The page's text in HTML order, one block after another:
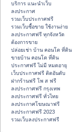
บริการ แนะนำเว็บ
ลงประกาศ
รวมเว็บประกาศฟรี
รวมเว็บซื้อขาย ใช้งานง่าย
ลงประกาศฟรี ทุกจังหวัด
ต้องการขาย
ปล่อยเช่า บ้าน คอนโด ที่ดิน
ขายบ้าน คอนโด ที่ดิน
ประกาศฟรี ไม่มี หมดอายุ
เว็บประกาศฟรี ติดอันดับ
ฝากร้านฟรี โพ ส ฟรี
ลงประกาศฟรี กรุงเทพ
ลงประกาศฟรี ทั่วไทย
ลงประกาศโฆษณาฟรี
ลงประกาศฟรี 2023
รวมเว็บลงประกาศฟรี